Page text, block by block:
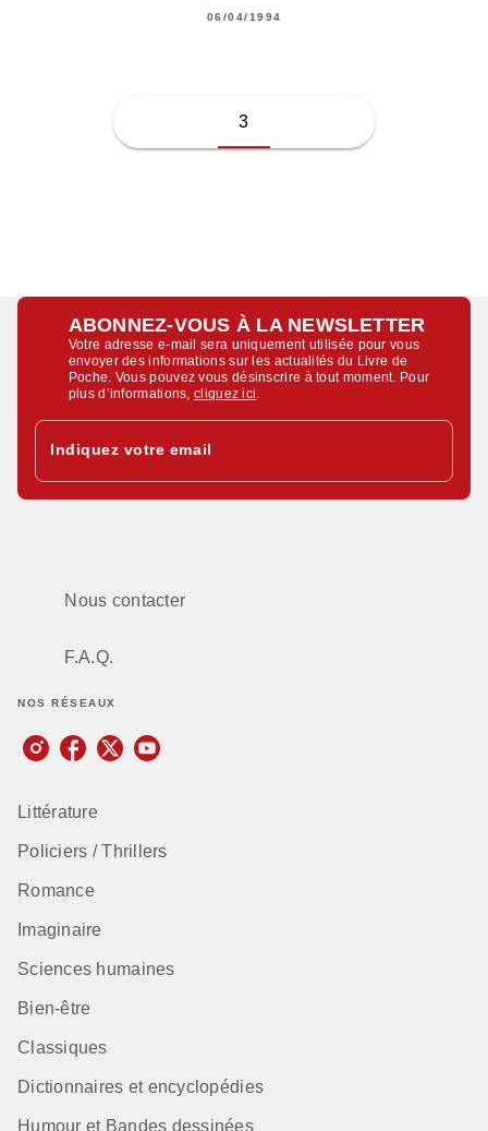
06/04/1994
3
ABONNEZ-VOUS À LA NEWSLETTER
Votre adresse e-mail sera uniquement utilisée pour vous
envoyer des informations sur les actualités du Livre de
Poche. Vous pouvez vous désinscrire à tout moment. Pour
plus d’informations,cliquez ici
Indiquez votre email
Nous contacter
F.A.Q.
NOS RÉSEAUX
Littérature
Policiers / Thrillers
Romance
Imaginaire
Sciences humaines
Bien-être
Classiques
Dictionnaires et encyclopédies
Humour et Bandes dessinées